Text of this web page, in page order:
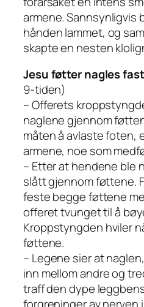
armene. Sannsynligvis
hånden lammet, og
skapte en nesten
Jesu føtter nagles fast
9-tiden)
– Offerets
naglene gjennom
måten å avlaste foten,
armene, noe som
– Etter at hendene ble
slått gjennom føttene.
feste begge føttene
offeret tvunget til å
Kroppstyngden hviler
føttene.
– Legene sier at
inn mellom andre og
traff den dype